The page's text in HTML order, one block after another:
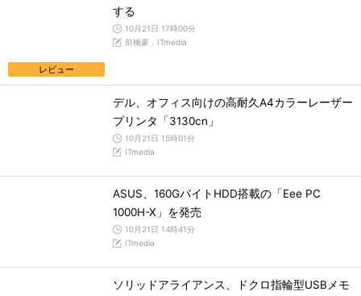
レビュー
する
10月21日 17時00分
前橋豪，ITmedia
デル、オフィス向けの高耐久A4カラーレーザー
プリンタ「3130cn」
10月21日 15時01分
ITmedia
ASUS、160GバイトHDD搭載の「Eee PC
1000H-X」を発売
10月21日 14時41分
ITmedia
ソリッドアライアンス、ドクロ指輪型USBメモ